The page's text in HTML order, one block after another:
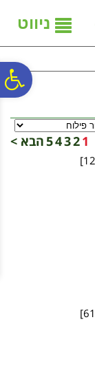
ניווט
1
2
3
4
5הבא >